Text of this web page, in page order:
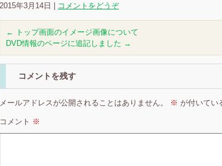
2015年3月14日 コメントをどうぞ
←
トップ画面のイメージ画像について
DVD情報のページに追記しました →
コメントを残す
メールアドレスが公開されることはありません。 ※ が付いてい
コメント ※